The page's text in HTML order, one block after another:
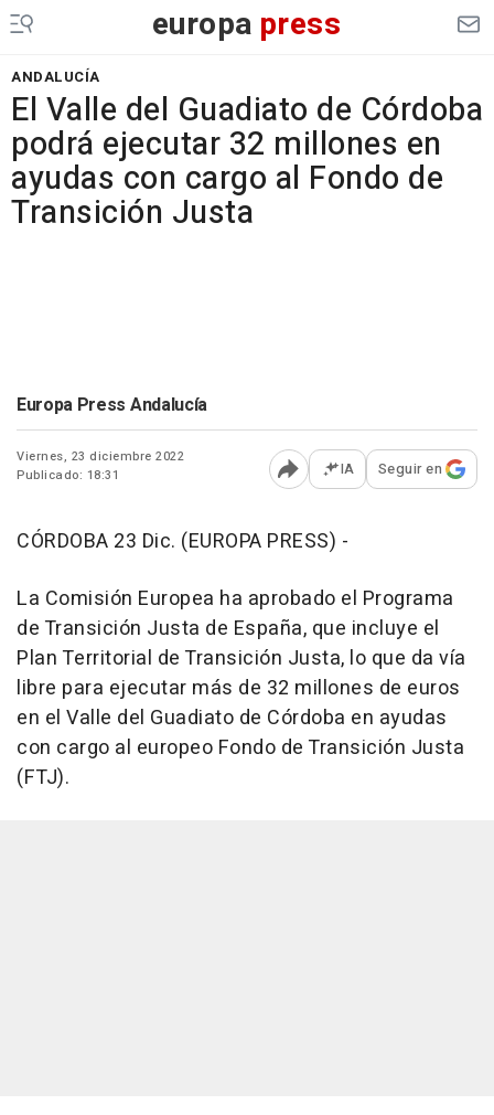
europa press
ANDALUCÍA
El Valle del Guadiato de Córdoba
podrá ejecutar 32 millones en
ayudas con cargo al Fondo de
Transición Justa
Europa Press Andalucía
Viernes, 23 diciembre 2022
Publicado: 18:31
Abrir opciones para
IA Seguir en
CÓRDOBA 23 Dic. (EUROPA PRESS) -
La Comisión Europea ha aprobado el Programa
de Transición Justa de España, que incluye el
Plan Territorial de Transición Justa, lo que da vía
libre para ejecutar más de 32 millones de euros
en el Valle del Guadiato de Córdoba en ayudas
con cargo al europeo Fondo de Transición Justa
(FTJ).